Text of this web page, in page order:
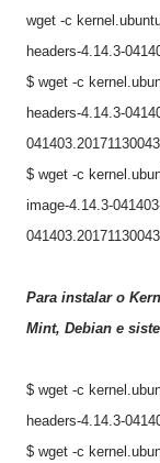
wget -c
headers-4.14.3-
$ wget -c
headers-4.14.3-
$ wget -c
image-4.14.3-
Para instalar o
Mint, Debian e
$ wget -c
headers-4.14.3-
$ wget -c